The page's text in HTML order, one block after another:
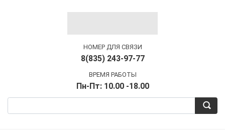
НОМЕР ДЛЯ СВЯЗИ
8(835) 243-97-77
ВРЕМЯ РАБОТЫ
Пн-Пт: 10.00 -18.00